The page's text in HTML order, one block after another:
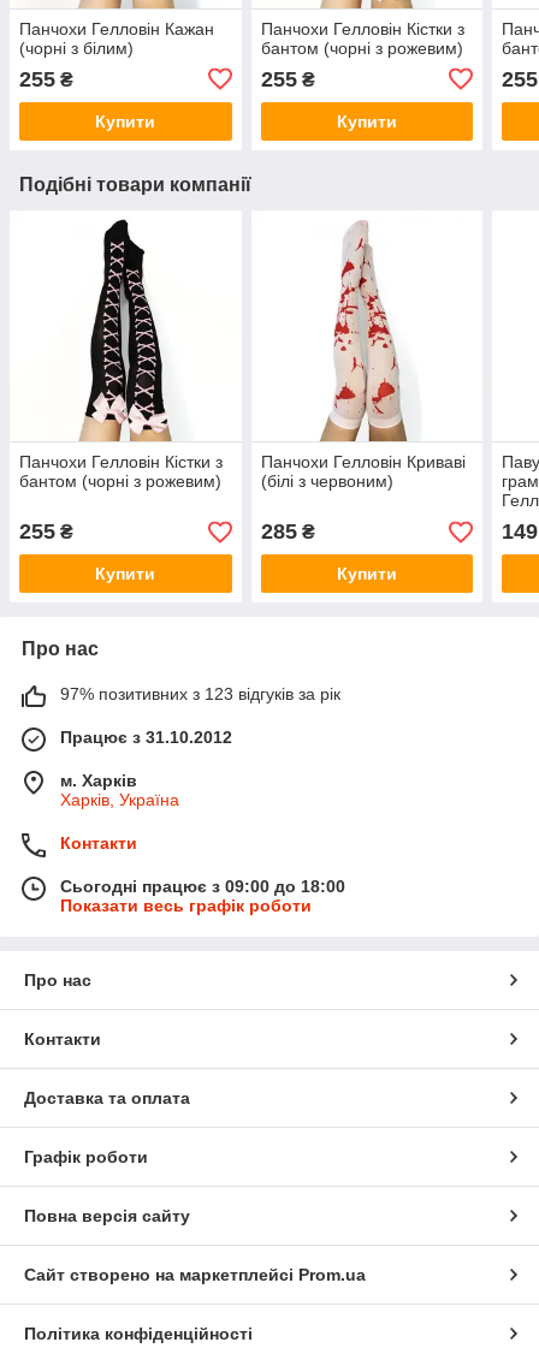
Панчохи Гелловін Кажан
(чорні з білим)
255 ₴
Купити
Панчохи Гелловін Кістки з
бантом (чорні з рожевим)
255₴
Купити
255
Подібні товари компанії
Панчохи Гелловін Кістки з
бантом (чорні з рожевим)
255 ₴
Купити
Панчохи Гелловін Криваві
(білі з червоним)
285₴
Купити
149
Про нас
97% позитивних з 123 відгуків за рік
Працює з 31.10.2012
м. Харків
Харків, Україна
Контакти
Сьогодні працює з 09:00 до 18:00
Показати весь графік роботи
Про нас
Контакти
Доставка та оплата
Графік роботи
Повна версія сайту
Сайт створено на маркетплейсі Prom.ua
Політика конфіденційності